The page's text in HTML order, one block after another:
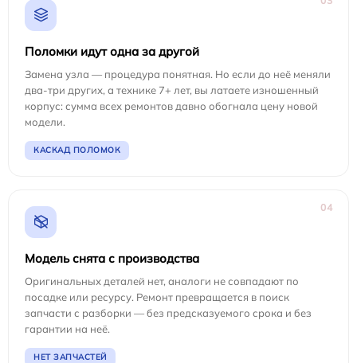
Поломки идут одна за другой
Замена узла — процедура понятная. Но если до неё меняли
два-три других, а технике 7+ лет, вы латаете изношенный
корпус: сумма всех ремонтов давно обогнала цену новой
модели.
КАСКАД ПОЛОМОК
04
Модель снята с производства
Оригинальных деталей нет, аналоги не совпадают по
посадке или ресурсу. Ремонт превращается в поиск
запчасти с разборки — без предсказуемого срока и без
гарантии на неё.
НЕТ ЗАПЧАСТЕЙ